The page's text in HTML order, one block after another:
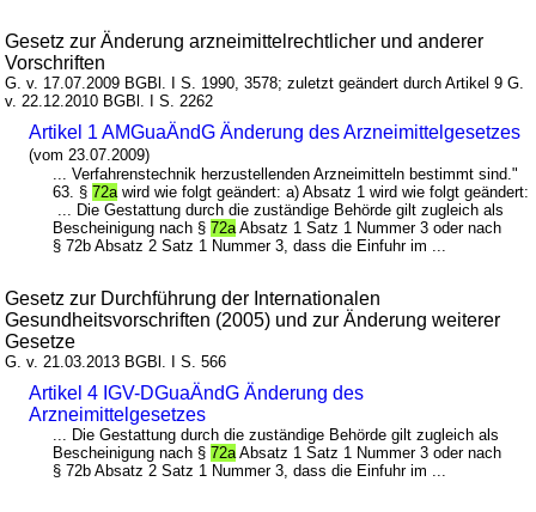
Gesetz zur Änderung arzneimittelrechtlicher und anderer
Vorschriften
G. v. 17.07.2009 BGBl. I S. 1990, 3578; zuletzt geändert durch Artikel 9 G.
v. 22.12.2010 BGBl. I S. 2262
Artikel 1 AMGuaÄndG Änderung des Arzneimittelgesetzes
(vom 23.07.2009)
... Verfahrenstechnik herzustellenden Arzneimitteln bestimmt sind."
63. §72awird wie folgt geändert: a) Absatz 1 wird wie folgt geändert:
... Die Gestattung durch die zuständige Behörde gilt zugleich als
Bescheinigung nach §72aAbsatz 1 Satz 1 Nummer 3 oder nach
§ 72b Absatz 2 Satz 1 Nummer 3, dass die Einfuhr im ...
Gesetz zur Durchführung der Internationalen
Gesundheitsvorschriften (2005) und zur Änderung weiterer
Gesetze
G. v. 21.03.2013 BGBl. I S. 566
Artikel 4 IGV-DGuaÄndG Änderung des
Arzneimittelgesetzes
... Die Gestattung durch die zuständige Behörde gilt zugleich als
Bescheinigung nach §72aAbsatz 1 Satz 1 Nummer 3 oder nach
§ 72b Absatz 2 Satz 1 Nummer 3, dass die Einfuhr im ...